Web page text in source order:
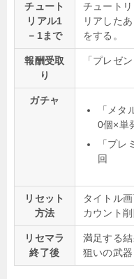
チュート
リアル1
－1まで
チュート
リアした
をする。
報酬受取
り
「プレゼ
ガチャ
「メ
0個×単
「プ
回
リセット
方法
タイトル
カウント
リセマラ
終了後
満足する
狙いの武